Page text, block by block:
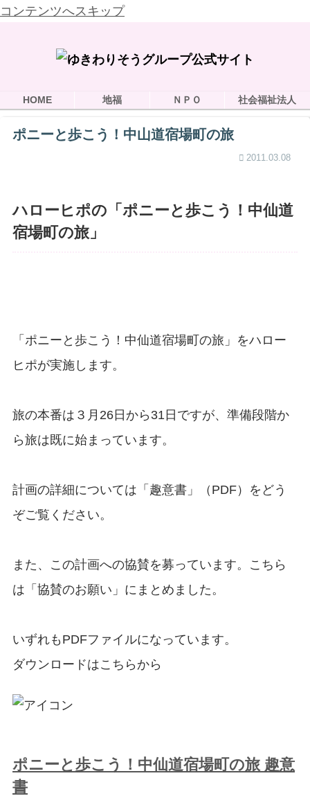
コンテンツへスキップ
HOME 地福 ＮＰＯ 社会福祉法人
ポニーと歩こう！中山道宿場町の旅
2011.03.08
ハローヒポの「ポニーと歩こう！中仙道
宿場町の旅」
「ポニーと歩こう！中仙道宿場町の旅」をハロー
ヒポが実施します。
旅の本番は３月26日から31日ですが、準備段階か
ら旅は既に始まっています。
計画の詳細については「趣意書」（PDF）をどう
ぞご覧ください。
また、この計画への協賛を募っています。こちら
は「協賛のお願い」にまとめました。
いずれもPDFファイルになっています。
ダウンロードはこちらから
ポニーと歩こう！中仙道宿場町の旅 趣意
書